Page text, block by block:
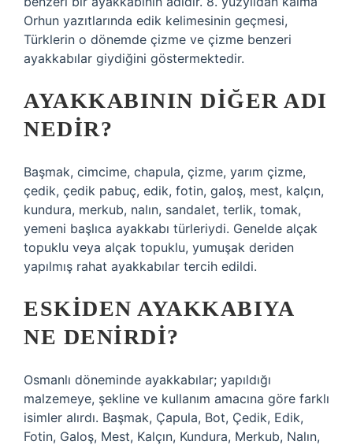
Orhun yazıtlarında edik kelimesinin geçmesi,
Türklerin o dönemde çizme ve çizme benzeri
ayakkabılar giydiğini göstermektedir.
AYAKKABININ DIĞER ADI
NEDIR?
Başmak, cimcime, chapula, çizme, yarım çizme,
çedik, çedik pabuç, edik, fotin, galoş, mest, kalçın,
kundura, merkub, nalın, sandalet, terlik, tomak,
yemeni başlıca ayakkabı türleriydi. Genelde alçak
topuklu veya alçak topuklu, yumuşak deriden
yapılmış rahat ayakkabılar tercih edildi.
ESKIDEN AYAKKABIYA
NE DENIRDI?
Osmanlı döneminde ayakkabılar; yapıldığı
malzemeye, şekline ve kullanım amacına göre farklı
isimler alırdı. Başmak, Çapula, Bot, Çedik, Edik,
Fotin, Galoş, Mest, Kalçın, Kundura, Merkub, Nalın,